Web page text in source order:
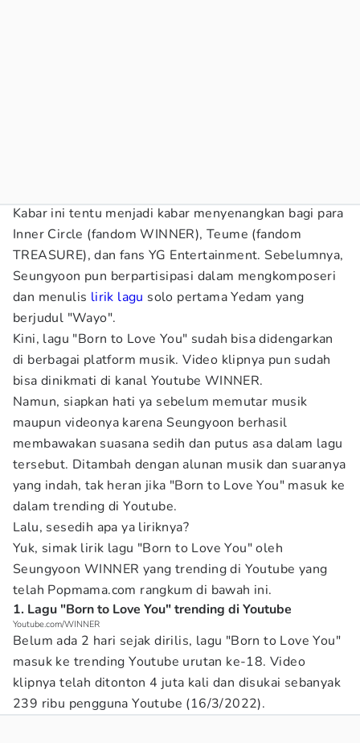
Kabar ini tentu menjadi kabar menyenangkan bagi para
Inner Circle (fandom WINNER), Teume (fandom
TREASURE), dan fans YG Entertainment. Sebelumnya,
Seungyoon pun berpartisipasi dalam mengkomposeri
dan menulis lirik lagu solo pertama Yedam yang
berjudul "Wayo".
Kini, lagu "Born to Love You" sudah bisa didengarkan
di berbagai platform musik. Video klipnya pun sudah
bisa dinikmati di kanal Youtube WINNER.
Namun, siapkan hati ya sebelum memutar musik
maupun videonya karena Seungyoon berhasil
membawakan suasana sedih dan putus asa dalam lagu
tersebut. Ditambah dengan alunan musik dan suaranya
yang indah, tak heran jika "Born to Love You" masuk ke
dalam trending di Youtube.
Lalu, sesedih apa ya liriknya?
Yuk, simak lirik lagu "Born to Love You" oleh
Seungyoon WINNER yang trending di Youtube yang
telah Popmama.com rangkum di bawah ini.
1. Lagu "Born to Love You" trending di Youtube
Youtube.com/WINNER
Belum ada 2 hari sejak dirilis, lagu "Born to Love You"
masuk ke trending Youtube urutan ke-18. Video
klipnya telah ditonton 4 juta kali dan disukai sebanyak
239 ribu pengguna Youtube (16/3/2022).